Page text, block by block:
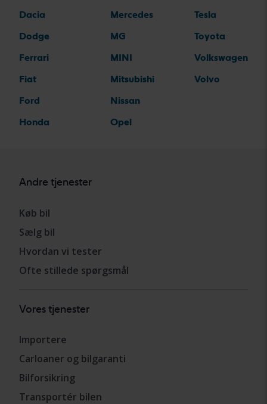
Dacia
Dodge
Ferrari
Fiat
Ford
Honda
Mercedes
MG
MINI
Mitsubishi
Nissan
Opel
Tesla
Toyota
Volkswagen
Volvo
Andre tjenester
Køb bil
Sælg bil
Hvordan vi tester
Ofte stillede spørgsmål
Vores tjenester
Importere
Carloaner og bilgaranti
Bilforsikring
Transportér bilen